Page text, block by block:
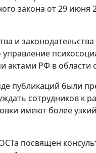
закона от 29 июня
и
управление
актами РФ в области
публикаций были
сотрудников к
имеют более
посвящен